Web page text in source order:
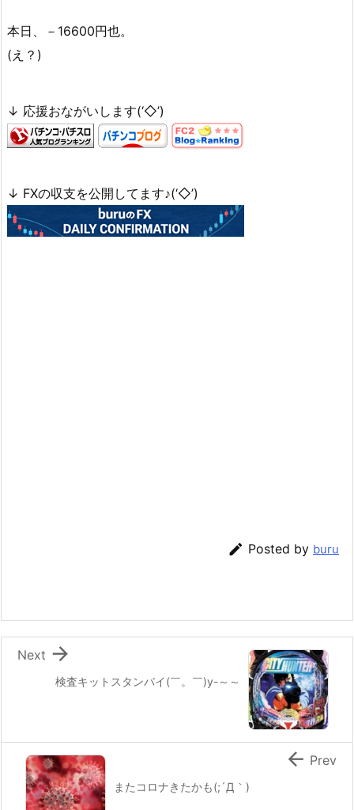
本日、－16600円也。
(え？)
↓ 応援おながいします(‘◇’)ゞ
↓ FXの収支を公開してます♪(‘◇’)ゞ
 Posted by buru
検査キットスタンバイ(￣。￣)y-～～

Next
またコロナきたかも(;´Д｀)
 Prev